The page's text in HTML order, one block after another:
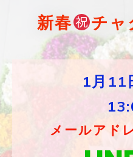
新春 チャ
1月11
メールアド